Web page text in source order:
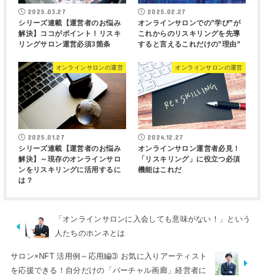
2025.03.27
シリーズ連載【運営者のお悩み
解決】ココがポイント！リスキ
リングサロン運営必須3箇条
2025.02.27
オンラインサロンでの”学び”が
これからのリスキリングを先導
すると言えるこれだけの”理由”
オンラインサロンの運営
2025.01.27
シリーズ連載【運営者のお悩み
解決】～現存のオンラインサロ
ンをリスキリングに活用するに
は？
オンラインサロンの運営
2024.12.27
オンラインサロン運営者必見！
「リスキリング」に役立つ必須
機能はこれだ
「オンラインサロンに入会しても意味がない！」という
人たちのホンネとは
サロン×NFT 活用例～応用編➂ お気に入りアーティスト
を応援できる！自分だけの「バーチャル画廊」経営者に